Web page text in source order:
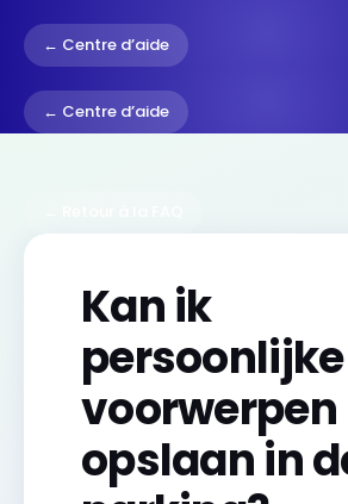
← Centre d’aide
← Centre d’aide
Kan ik
persoonlijke
voorwerpen
opslaan in